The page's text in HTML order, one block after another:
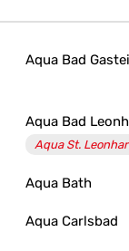
Aqua Bad
Aqua Bad
Aqua St.
Aqua Bath
Aqua Carlsbad